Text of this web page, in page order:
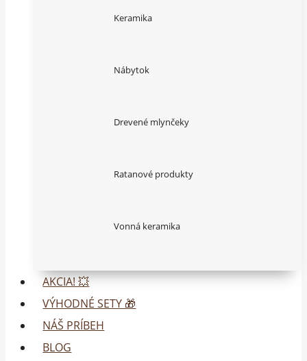
Keramika
Nábytok
Drevené mlynčeky
Ratanové produkty
Vonná keramika
AKCIA! 💥
VÝHODNÉ SETY 🎁
NÁŠ PRÍBEH
BLOG